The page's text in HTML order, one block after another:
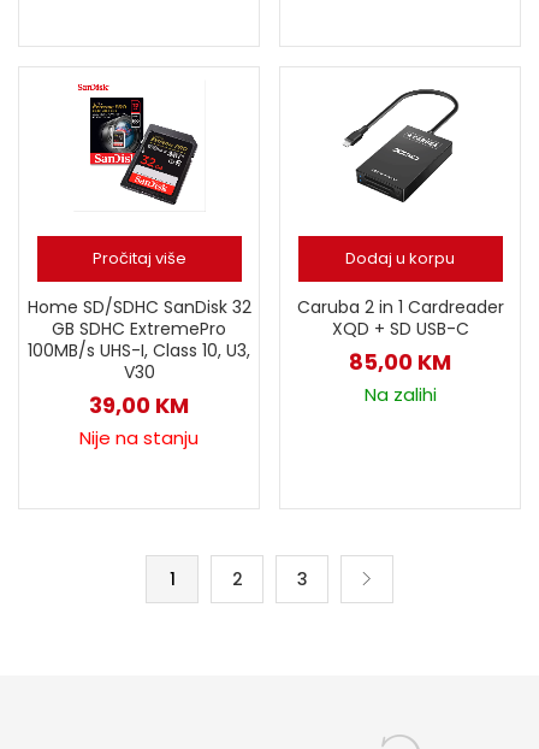
Pročitaj više
Home SD/SDHC SanDisk 32
GB SDHC ExtremePro
100MB/s UHS-I, Class 10, U3,
V30
39,00 KM
Nije na stanju
Dodaj u korpu
Caruba 2 in 1 Cardreader
XQD + SD USB-C
85,00 KM
Na zalihi
1 2 3